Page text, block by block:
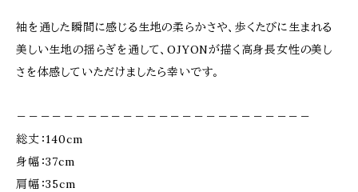
袖を通した瞬間に感じる生地の柔らかさや、歩くたびに生まれる
美しい生地の揺らぎを通して、OJYONが描く高身長女性の美し
さを体感していただけましたら幸いです。
－－－－－－－－－－－－－－－－－－－－－－－－－
総丈：140cm
身幅：37cm
肩幅：35cm